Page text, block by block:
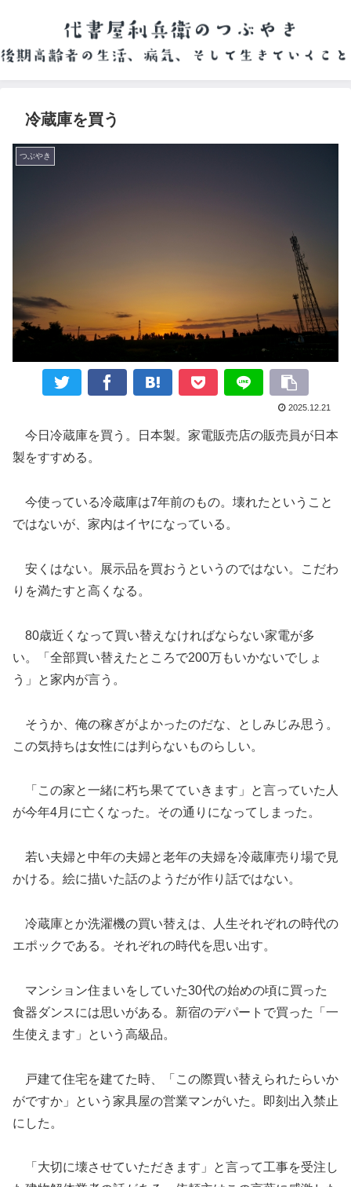
冷蔵庫を買う
つぶやき
2025.12.21
今日冷蔵庫を買う。日本製。家電販売店の販売員が日本
製をすすめる。
今使っている冷蔵庫は7年前のもの。壊れたということ
ではないが、家内はイヤになっている。
安くはない。展示品を買おうというのではない。こだわ
りを満たすと高くなる。
80歳近くなって買い替えなければならない家電が多
い。「全部買い替えたところで200万もいかないでしょ
う」と家内が言う。
そうか、俺の稼ぎがよかったのだな、としみじみ思う。
この気持ちは女性には判らないものらしい。
「この家と一緒に朽ち果てていきます」と言っていた人
が今年4月に亡くなった。その通りになってしまった。
若い夫婦と中年の夫婦と老年の夫婦を冷蔵庫売り場で見
かける。絵に描いた話のようだが作り話ではない。
冷蔵庫とか洗濯機の買い替えは、人生それぞれの時代の
エポックである。それぞれの時代を思い出す。
マンション住まいをしていた30代の始めの頃に買った
食器ダンスには思いがある。新宿のデパートで買った「一
生使えます」という高級品。
戸建て住宅を建てた時、「この際買い替えられたらいか
がですか」という家具屋の営業マンがいた。即刻出入禁止
にした。
「大切に壊させていただきます」と言って工事を受注し